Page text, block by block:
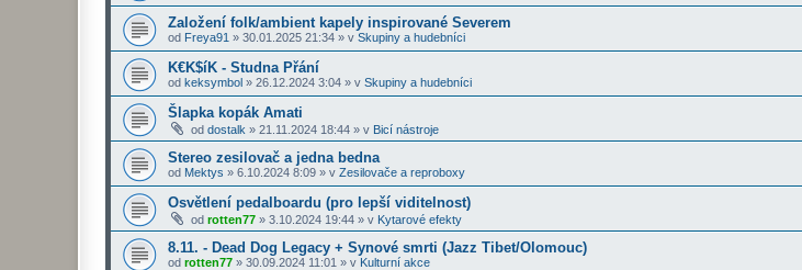
Založení folk/ambient kapely inspirované Severem
od Freya91 » 30.01.2025 21:34 » v Skupiny a hudebníci
K€K$íK - Studna Přání
od keksymbol » 26.12.2024 3:04 » v Skupiny a hudebníci
Šlapka kopák Amati
od dostalk » 21.11.2024 18:44 » v Bicí nástroje
Stereo zesilovač a jedna bedna
od Mektys » 6.10.2024 8:09 » v Zesilovače a reproboxy
Osvětlení pedalboardu (pro lepší viditelnost)
od rotten77 » 3.10.2024 19:44 » v Kytarové efekty
8.11. - Dead Dog Legacy + Synové smrti (Jazz Tibet/Olomouc)
od rotten77 » 30.09.2024 11:01 » v Kulturní akce